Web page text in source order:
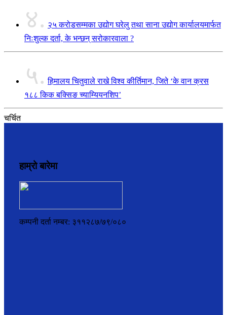
४. २५ करोडसम्मका उद्योग घरेलु तथा साना उद्योग कार्यालयमार्फत
निःशुल्क दर्ता, के भन्छन् सरोकारवाला ?
५. हिमालय चितुवाले राखे विश्व कीर्तिमान, जिते ‘के वान क्रस
१८८ किक बक्सिङ च्याम्यियनशिप’
चर्चित
हाम्रो बारेमा
कम्पनी दर्ता नम्बर: ३११२८७/७९/०८०